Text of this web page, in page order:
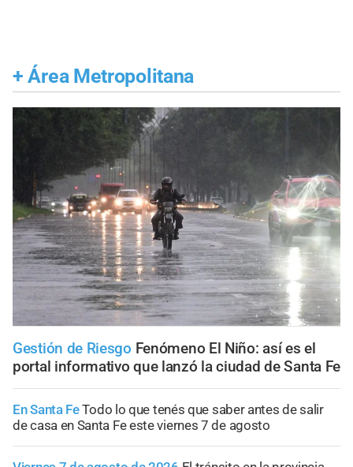
+ Área Metropolitana
Gestión de Riesgo Fenómeno El Niño: así es el
portal informativo que lanzó la ciudad de Santa Fe
En Santa FeTodo lo que tenés que saber antes de salir
de casa en Santa Fe este viernes 7 de agosto